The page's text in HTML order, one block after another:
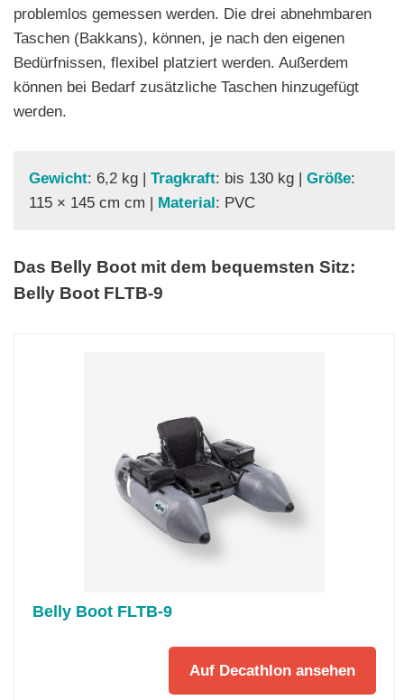
problemlos gemessen werden. Die drei abnehmbaren
Taschen (Bakkans), können, je nach den eigenen
Bedürfnissen, flexibel platziert werden. Außerdem
können bei Bedarf zusätzliche Taschen hinzugefügt
werden.
Gewicht: 6,2 kg | Tragkraft: bis 130 kg | Größe:
115 × 145 cm cm | Material : PVC
Das Belly Boot mit dem bequemsten Sitz:
Belly Boot FLTB-9
Belly Boot FLTB-9
Auf Decathlon ansehen